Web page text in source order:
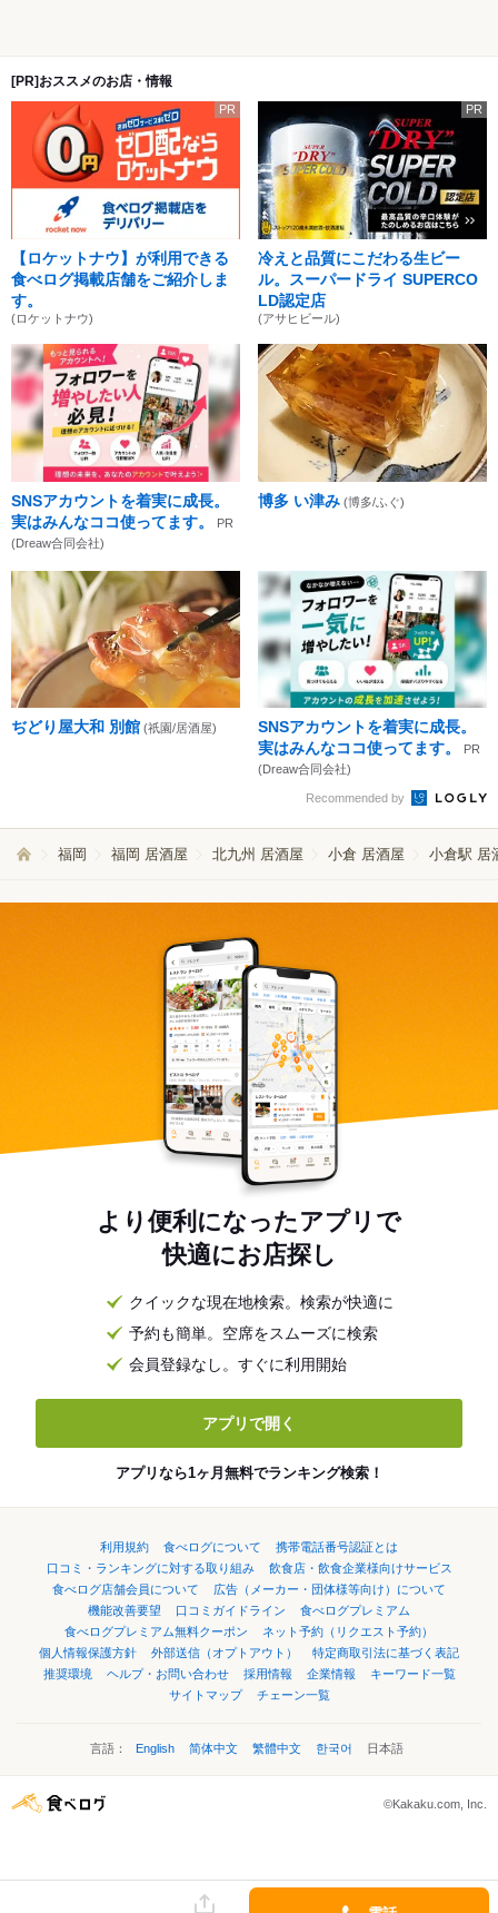
[PR]おススメのお店・情報
PR
【ロケットナウ】が利用できる
食べログ掲載店舗をご紹介しま
す。
(ロケットナウ)
PR
冷えと品質にこだわる生ビー
ル。スーパードライ SUPERCO
LD認定店
(アサヒビール)
SNSアカウントを着実に成長。
実はみんなココ使ってます。
PR
(Dreaw合同会社)
博多 い津み (博多/ふぐ)
ぢどり屋大和 別館 (祇園/居酒屋)
SNSアカウントを着実に成長。
実はみんなココ使ってます。
PR
(Dreaw合同会社)
Recommended by
福岡 福岡 居酒屋 北九州 居酒屋 小倉 居酒屋 小倉駅 居
より便利になったアプリで
快適にお店探し
クイックな現在地検索。検索が快適に
予約も簡単。空席をスムーズに検索
会員登録なし。すぐに利用開始
アプリで開く
アプリなら1ヶ月無料でランキング検索！
利用規約 食べログについて
携帯電話番号認証とは
口コミ・ランキングに対する取り組み
飲食店・飲食企業様向けサービス
食べログ店舗会員について
広告（メーカー・団体様等向け）について
機能改善要望
口コミガイドライン
食べログプレミアム
食べログプレミアム無料クーポン
ネット予約（リクエスト予約）
個人情報保護方針
外部送信（オプトアウト）
特定商取引法に基づく表記
推奨環境
ヘルプ・お問い合わせ 採用情報 企業情報
キーワード一覧
サイトマップ
チェーン一覧
言語： English 简体中文 繁體中文 한국어 日本語
©Kakaku.com, Inc.